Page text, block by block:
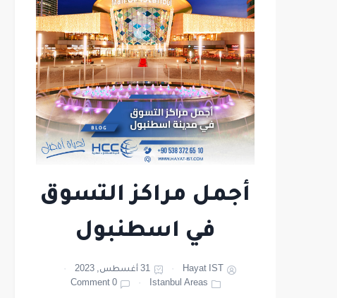
أجمل مراكز التسوق
في اسطنبول
Hayat IST
31 أغسطس, 2023
Istanbul Areas
0 Comment